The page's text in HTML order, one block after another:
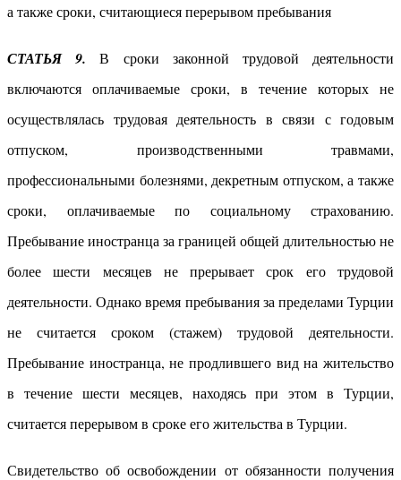
а также сроки, считающиеся перерывом пребывания
СТАТЬЯ 9. В сроки законной трудовой деятельности
включаются оплачиваемые сроки, в течение которых не
осуществлялась трудовая деятельность в связи с годовым
отпуском, производственными травмами,
профессиональными болезнями, декретным отпуском, а также
сроки, оплачиваемые по социальному страхованию.
Пребывание иностранца за границей общей длительностью не
более шести месяцев не прерывает срок его трудовой
деятельности. Однако время пребывания за пределами Турции
не считается сроком (стажем) трудовой деятельности.
Пребывание иностранца, не продлившего вид на жительство
в течение шести месяцев, находясь при этом в Турции,
считается перерывом в сроке его жительства в Турции.
Свидетельство об освобождении от обязанности получения